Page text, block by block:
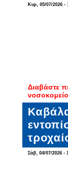
Κυρ, 05/07/2026 -
Διαβάστε
Σάβ, 04/07/2026 -